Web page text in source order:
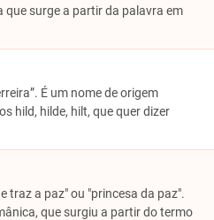
surge a partir da palavra em
É um nome de origem
hild, hilde, hilt, que quer dizer
traz a paz" ou "princesa da paz".
que surgiu a partir do termo